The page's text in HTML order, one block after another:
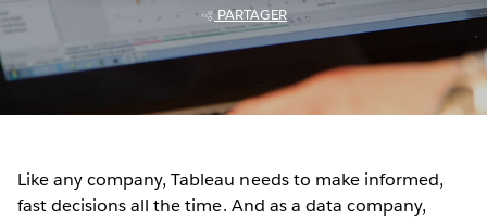
PARTAGER
Like any company, Tableau needs to make informed,
fast decisions all the time. And as a data company,